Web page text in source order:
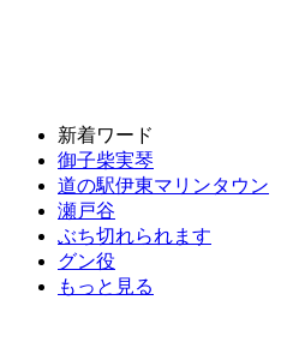
新着ワード
御子柴実琴
道の駅伊東マリンタウン
瀬戸谷
ぶち切れられます
グン役
もっと見る